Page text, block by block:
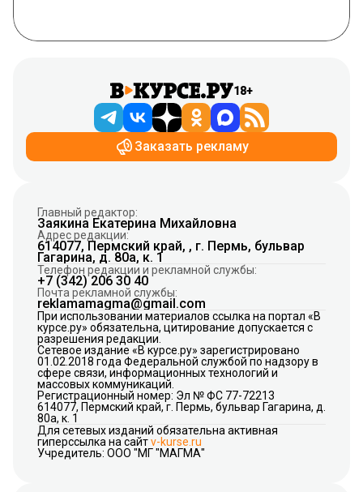
18+
Заказать рекламу
Главный редактор:
Заякина Екатерина Михайловна
Адрес редакции:
614077, Пермский край, , г. Пермь, бульвар
Гагарина, д. 80а, к. 1
Телефон редакции и рекламной службы:
+7 (342) 206 30 40
Почта рекламной службы:
reklamamagma@gmail.com
При использовании материалов ссылка на портал «В
курсе.ру» обязательна, цитирование допускается с
разрешения редакции.
Сетевое издание «В курсе.ру» зарегистрировано
01.02.2018 года Федеральной службой по надзору в
сфере связи, информационных технологий и
массовых коммуникаций.
Регистрационный номер: Эл № ФС 77-72213
614077, Пермский край, г. Пермь, бульвар Гагарина, д.
80а, к. 1
Для сетевых изданий обязательна активная
гиперссылка на сайтv-kurse.ru
Учредитель: ООО "МГ "МАГМА"